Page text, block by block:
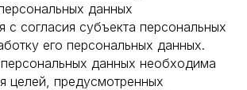
данных
с согласия субъекта персональных
его персональных данных.
данных необходима
целей, предусмотренных